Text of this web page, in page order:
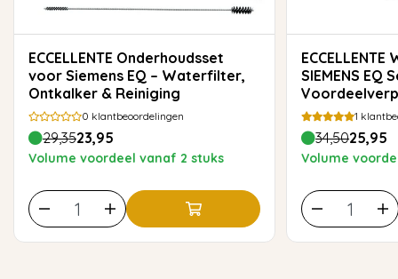
ECCELLENTE Onderhoudsset
voor Siemens EQ – Waterfilter,
Ontkalker & Reiniging
0 klantbeoordelingen
29,3523,95
Volume voordeel vanaf 2 stuks
ECCELLENTE Waterfilter voor
SIEMENS EQ
1
34,5025,95
Volume